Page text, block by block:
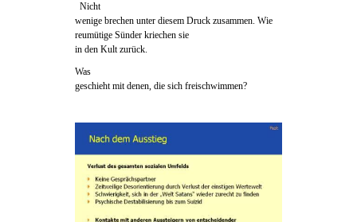
Nicht
wenige brechen unter diesem Druck zusammen. Wie
reumütige Sünder kriechen sie
in den Kult zurück.
Was
geschieht mit denen, die sich freischwimmen?